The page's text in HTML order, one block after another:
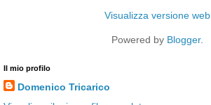
Visualizza versione web
Powered by Blogger.
Il mio profilo
Domenico Tricarico